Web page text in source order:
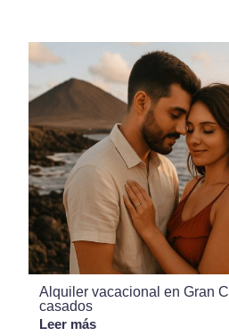
Alquiler vacacional en Gran
casados
Leer más